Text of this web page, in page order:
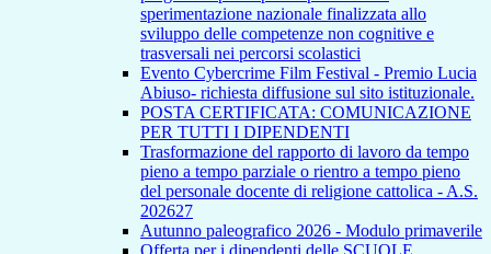
sperimentazione nazionale finalizzata allo
sviluppo delle competenze non cognitive e
trasversali nei percorsi scolastici
Evento Cybercrime Film Festival - Premio Lucia
Abiuso- richiesta diffusione sul sito istituzionale.
POSTA CERTIFICATA: COMUNICAZIONE
PER TUTTI I DIPENDENTI
Trasformazione del rapporto di lavoro da tempo
pieno a tempo parziale o rientro a tempo pieno
del personale docente di religione cattolica - A.S.
202627
Autunno paleografico 2026 - Modulo primaverile